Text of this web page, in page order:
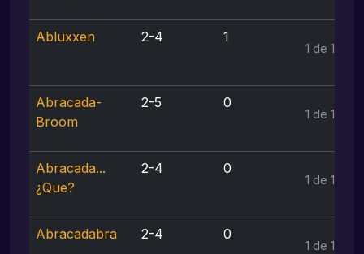
Abluxxen 2-4 1
1 de 1
Abracada-
Broom
2-5 0
1 de 1
Abracada...
¿Que?
2-4 0
1 de 1
Abracadabra 2-4 0
1 de 1